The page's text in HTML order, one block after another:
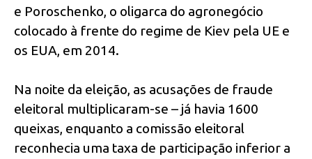
e Poroschenko, o oligarca do agronegócio
colocado à frente do regime de Kiev pela UE e
os EUA, em 2014.
Na noite da eleição, as acusações de fraude
eleitoral multiplicaram-se – já havia 1600
queixas, enquanto a comissão eleitoral
reconhecia uma taxa de participação inferior a